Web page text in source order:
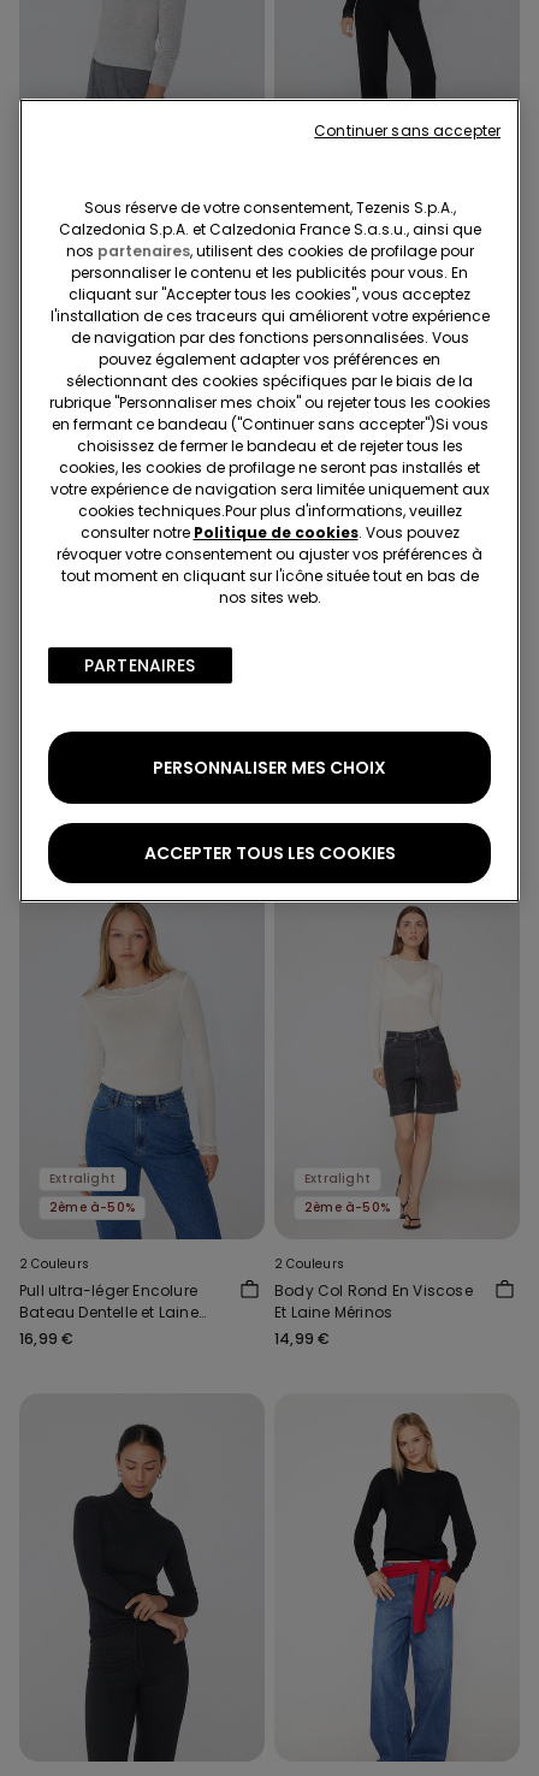
6 Couleurs
Pull Ultra-Léger Encolure
Bateau avec Laine Mérinos
14,99 €
Extralight
3 Couleurs
Pull ultra-léger Encolure en
V Dentelle et Laine Mérinos
16,99 €
Extralight
2ème à-50%
3 Couleurs
Pull ultra-léger Encolure en
V Dentelle et Laine Mérinos
Body Col Rond En Viscose
Extralight
2ème à-50%
2 Couleurs
Pull ultra-léger Encolure
Bateau Dentelle et Laine
Mérinos
16,99 €
Extralight
2ème à-50%
2 Couleurs
Body Col Rond En Viscose
Et Laine Mérinos
14,99 €
Sous réserve de votre consentement, Tezenis S.p.A.,
Calzedonia S.p.A. et Calzedonia France S.a.s.u., ainsi que
nos partenaires, utilisent des cookies de profilage pour
personnaliser le contenu et les publicités pour vous. En
cliquant sur "Accepter tous les cookies", vous acceptez
l'installation de ces traceurs qui améliorent votre expérience
de navigation par des fonctions personnalisées. Vous
pouvez également adapter vos préférences en
sélectionnant des cookies spécifiques par le biais de la
rubrique "Personnaliser mes choix" ou rejeter tous les cookies
en fermant ce bandeau ("Continuer sans accepter")​Si vous
choisissez de fermer le bandeau et de rejeter tous les
cookies, les cookies de profilage ne seront pas installés et
votre expérience de navigation sera limitée uniquement aux
cookies techniques.​Pour plus d'informations, veuillez
consulter notre Politique de cookies. Vous pouvez
révoquer votre consentement ou ajuster vos préférences à
tout moment en cliquant sur l'icône située tout en bas de
nos sites web.
PARTENAIRES​
PERSONNALISER MES CHOIX
ACCEPTER TOUS LES COOKIES
Continuer sans accepter